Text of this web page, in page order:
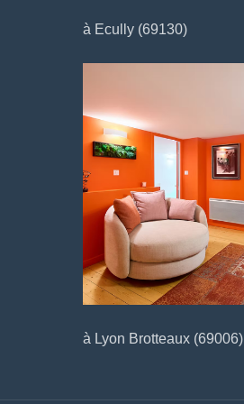
à Ecully (69130)
à Lyon Brotteaux (69006)